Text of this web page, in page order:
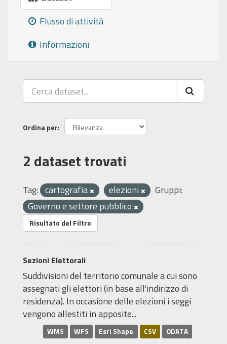
Flusso di attività
Informazioni
Ordina per
2 dataset trovati
Tag: cartografia elezioni
Gruppi:
Governo e settore pubblico
Risultato del Filtro
Sezioni Elettorali
Suddivisioni del territorio comunale a cui sono
assegnati gli elettori (in base all'indirizzo di
residenza). In occasione delle elezioni i seggi
vengono allestiti in apposite...
WMS WFS Esri Shape CSV ODATA